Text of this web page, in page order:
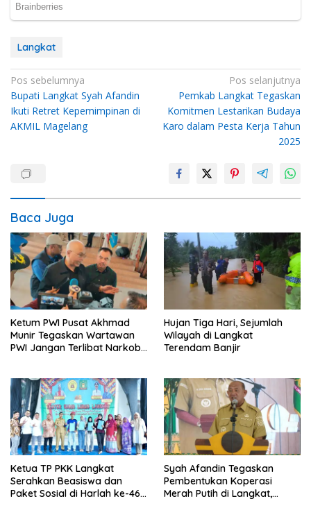
Langkat
Navigasi
pos
Pos sebelumnya
Bupati Langkat Syah Afandin
Ikuti Retret Kepemimpinan di
AKMIL Magelang
Pos selanjutnya
Pemkab Langkat Tegaskan
Komitmen Lestarikan Budaya
Karo dalam Pesta Kerja Tahun
2025
Baca Juga
Ketum PWI Pusat Akhmad
Munir Tegaskan Wartawan
PWI Jangan Terlibat Narkoba
Hujan Tiga Hari, Sejumlah
Wilayah di Langkat
Terendam Banjir
Ketua TP PKK Langkat
Serahkan Beasiswa dan
Paket Sosial di Harlah ke-46
Syah Afandin Tegaskan
Pembentukan Koperasi
Merah Putih di Langkat,